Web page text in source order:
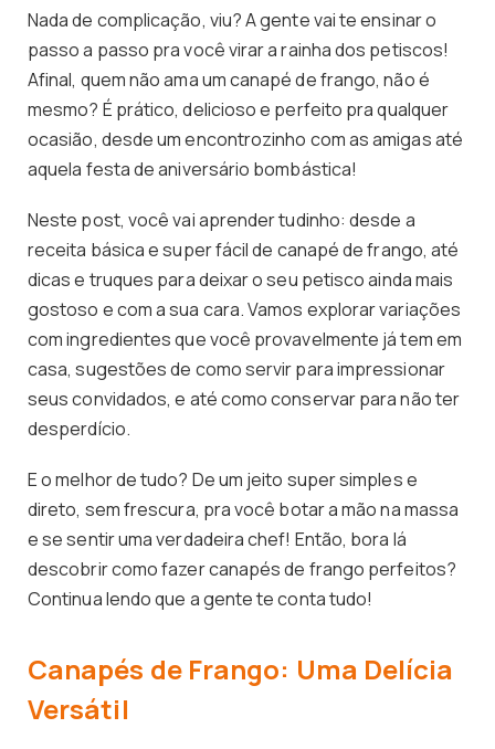
Nada de complicação, viu? A gente vai te ensinar o
passo a passo pra você virar a rainha dos petiscos!
Afinal, quem não ama um canapé de frango, não é
mesmo? É prático, delicioso e perfeito pra qualquer
ocasião, desde um encontrozinho com as amigas até
aquela festa de aniversário bombástica!
Neste post, você vai aprender tudinho: desde a
receita básica e super fácil de canapé de frango, até
dicas e truques para deixar o seu petisco ainda mais
gostoso e com a sua cara. Vamos explorar variações
com ingredientes que você provavelmente já tem em
casa, sugestões de como servir para impressionar
seus convidados, e até como conservar para não ter
desperdício.
E o melhor de tudo? De um jeito super simples e
direto, sem frescura, pra você botar a mão na massa
e se sentir uma verdadeira chef! Então, bora lá
descobrir como fazer canapés de frango perfeitos?
Continua lendo que a gente te conta tudo!
Canapés de Frango: Uma Delícia
Versátil